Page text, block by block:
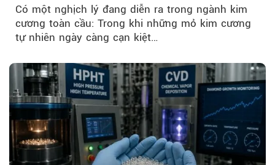
Có một nghịch lý đang diễn ra trong ngành kim
cương toàn cầu: Trong khi những mỏ kim cương
tự nhiên ngày càng cạn kiệt…